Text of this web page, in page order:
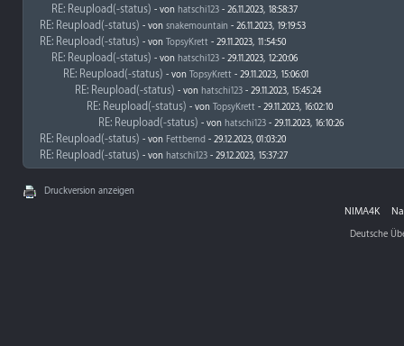
RE: Reupload(-status) - von hatschi123 - 26.11.2023, 18:58:37
RE: Reupload(-status) - von snakemountain - 26.11.2023, 19:19:53
RE: Reupload(-status) - von TopsyKrett - 29.11.2023, 11:54:50
RE: Reupload(-status) - von hatschi123 - 29.11.2023, 12:20:06
RE: Reupload(-status) - von TopsyKrett - 29.11.2023, 15:06:01
RE: Reupload(-status) - von hatschi123 - 29.11.2023, 15:45:24
RE: Reupload(-status) - von TopsyKrett - 29.11.2023, 16:02:10
RE: Reupload(-status) - von hatschi123 - 29.11.2023, 16:10:26
RE: Reupload(-status) - von Fettbernd - 29.12.2023, 01:03:20
RE: Reupload(-status) - von hatschi123 - 29.12.2023, 15:37:27
Druckversion anzeigen
NIMA4K
Deutsche